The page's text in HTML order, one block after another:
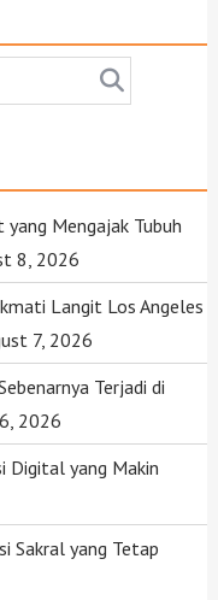
yang Mengajak Tubuh
8, 2026
Langit Los Angeles
7, 2026
Terjadi di
2026
Digital yang Makin
Sakral yang Tetap